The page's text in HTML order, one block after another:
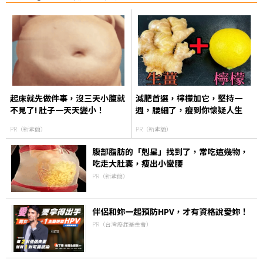
起床就先做件事，沒三天小腹就
不見了! 肚子一天天變小！
PR（新素簡）
減肥首選，檸檬加它，堅持一
週，腰細了，瘦到你懷疑人生
PR（新素簡）
腹部脂肪的「剋星」找到了，常吃這幾物，
吃走大肚囊，瘦出小蠻腰
PR（新素簡）
伴侶和妳一起預防HPV，才有資格說愛妳！
PR（台灣癌症基金會）